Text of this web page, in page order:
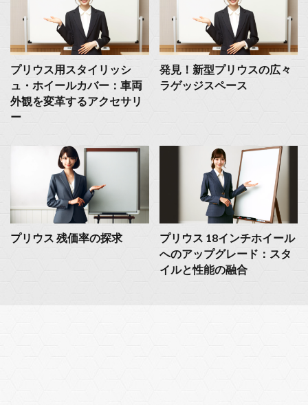
プリウス用スタイリッシ
ュ・ホイールカバー：車両
外観を変革するアクセサリ
ー
発見！新型プリウスの広々
ラゲッジスペース
プリウス 残価率の探求
プリウス 18インチホイール
へのアップグレード：スタ
イルと性能の融合